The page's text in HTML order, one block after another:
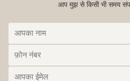
आप मुझ से किसी भी समय